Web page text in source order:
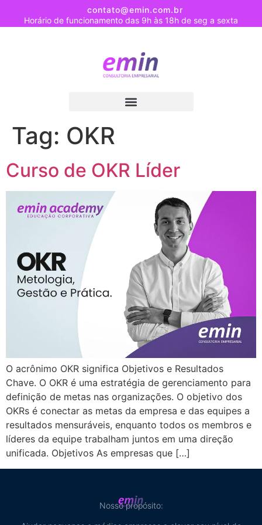
contato@emin.com.br
Horário de funcionamento das 9h às 18h de seg a sexta
Tag: OKR
Curso de OKR Líder
O acrônimo OKR significa Objetivos e Resultados
Chave. O OKR é uma estratégia de gerenciamento para
definição de metas nas organizações. O objetivo dos
OKRs é conectar as metas da empresa e das equipes a
resultados mensuráveis, enquanto todos os membros e
líderes da equipe trabalham juntos em uma direção
unificada. Objetivos As empresas que […]
Nosso propósito: